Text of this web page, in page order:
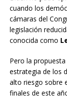
cuando los
cámaras del
legislación
conocida como
Pero la
estrategia de los
alto riesgo sobre
finales de este